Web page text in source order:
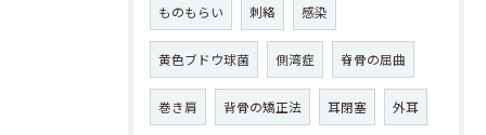
ものもらい 刺絡 感染
黄色ブドウ球菌 側湾症 脊骨の屈曲
巻き肩 背骨の矯正法 耳閉塞 外耳